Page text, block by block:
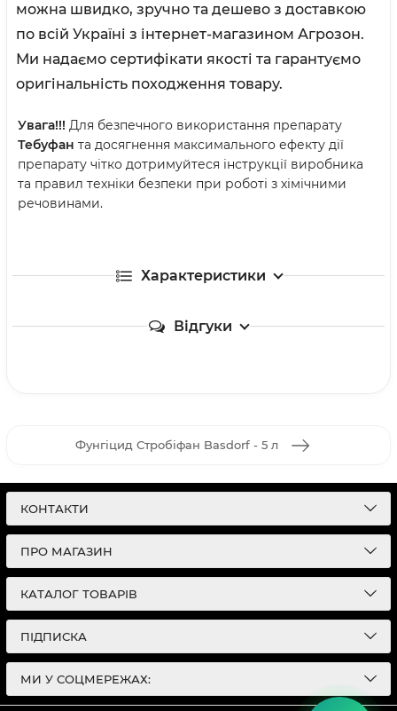
можна швидко, зручно та дешево з доставкою
по всій Україні з інтернет-магазином Агрозон.
Ми надаємо сертифікати якості та гарантуємо
оригінальність походження товару.
Увага!!! Для безпечного використання препарату
Тебуфан та досягнення максимального ефекту дії
препарату чітко дотримуйтеся інструкції виробника
та правил техніки безпеки при роботі з хімічними
речовинами.
Характеристики
Відгуки
Фунгіцид Стробіфан Basdorf - 5 л
КОНТАКТИ
ПРО МАГАЗИН
КАТАЛОГ ТОВАРІВ
ПІДПИСКА
МИ У СОЦМЕРЕЖАХ: